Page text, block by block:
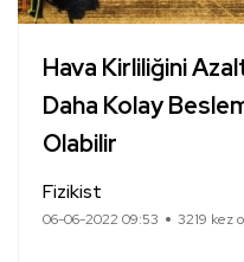
Hava Kirliliğini
Daha Kolay
Olabilir
Fizikist
06-06-2022 09:53 3219 kez